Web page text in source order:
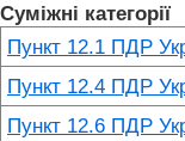
Суміжні категорії
Пункт 12.1 ПДР
Пункт 12.4 ПДР
Пункт 12.6 ПДР